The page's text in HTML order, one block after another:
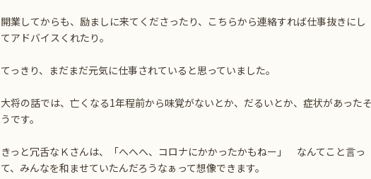
開業してからも、励ましに来てくださったり、こちらから連絡すれば仕事抜きにし
てアドバイスくれたり。
てっきり、まだまだ元気に仕事されていると思っていました。
大将の話では、亡くなる1年程前から味覚がないとか、だるいとか、症状があった
うです。
きっと冗舌なＫさんは、「へへへ、コロナにかかったかもねー」 なんてこと言っ
て、みんなを和ませていたんだろうなぁって想像できます。